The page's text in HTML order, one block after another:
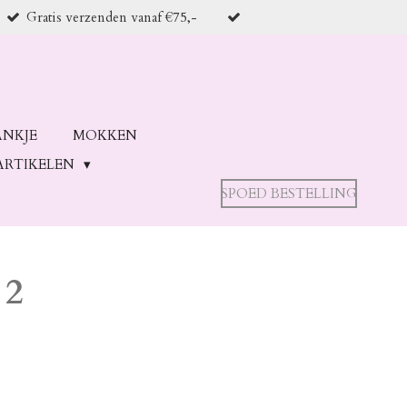
Gratis verzenden vanaf €75,-
MOKKEN
SPOED BESTELLING